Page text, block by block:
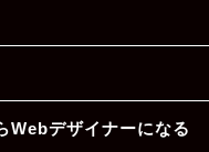
Webデザイナーになる